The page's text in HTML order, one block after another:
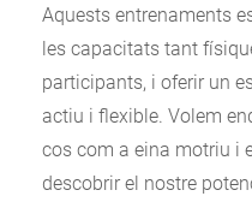
Aquests entrenaments
les capacitats tant
participants, i oferir un
actiu i flexible. Volem
cos com a eina motriu i
descobrir el nostre